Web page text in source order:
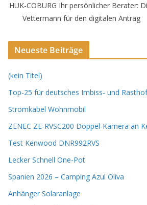
HUK-COBURG Ihr persönlicher Berater:
Vettermann für den digitalen Antrag
Neueste Beiträge
(kein Titel)
Top-25 für deutsches Imbiss- und
Stromkabel Wohnmobil
ZENEC ZE-RVSC200 Doppel-Kamera an
Test Kenwood DNR992RVS
Lecker Schnell One-Pot
Spanien 2026 – Camping Azul Oliva
Anhänger Solaranlage